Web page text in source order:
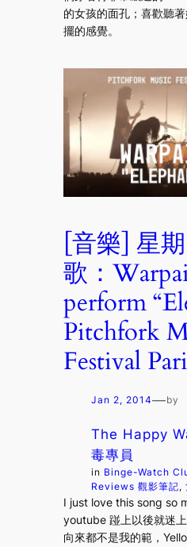
的女孩的面孔；喜歡聽
擺的感覺。
[音樂] 星
歌：
perform
Pitchfork
Festival
Jan 2, 2014—by
The Happy
毒專員
in Binge-Watch
Reviews 觀影筆記,
I just love this song so
youtube 踫上以後就迷
向來都不是我的範，